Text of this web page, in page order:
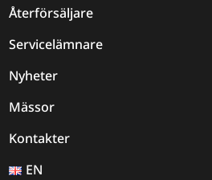
Återförsäljare
Servicelämnare
Nyheter
Mässor
Kontakter
EN